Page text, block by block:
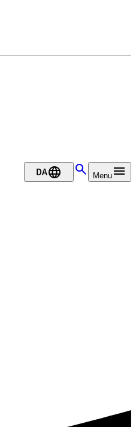
DA Menu